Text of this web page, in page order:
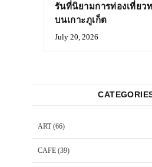
รันที่นิยามการท่องเที่ยว
บนเกาะภูเก็ต
July 20, 2026
ART(66)
CAFE (39)